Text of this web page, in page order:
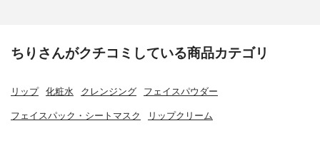
ちりさんがクチコミしている商品カテゴリ
リップ 化粧水 クレンジング フェイスパウダー
フェイスパック・シートマスク リップクリーム